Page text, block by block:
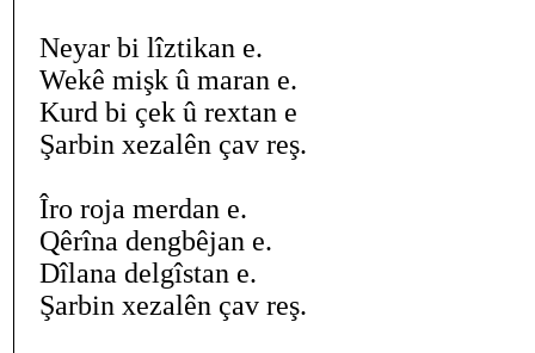
Neyar bi lîztikan e.
Wekê mişk û maran e.
Kurd bi çek û rextan e
Şarbin xezalên çav reş.
Îro roja merdan e.
Qêrîna dengbêjan e.
Dîlana delgîstan e.
Şarbin xezalên çav reş.